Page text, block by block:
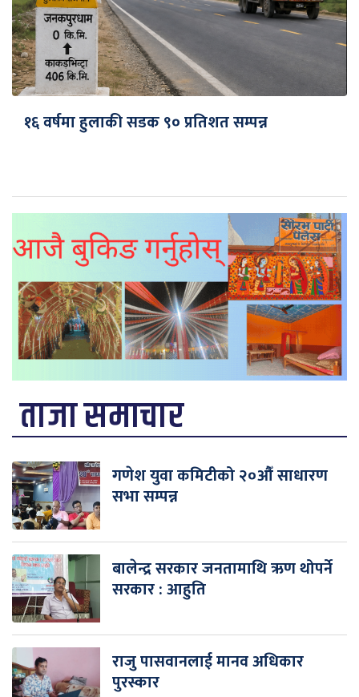
१६ वर्षमा हुलाकी सडक ९० प्रतिशत सम्पन्न
ताजा समाचार
गणेश युवा कमिटीको २०औँ साधारण
सभा सम्पन्न
बालेन्द्र सरकार जनतामाथि ऋण थोपर्ने
सरकार : आहुति
राजु पासवानलाई मानव अधिकार
पुरस्कार